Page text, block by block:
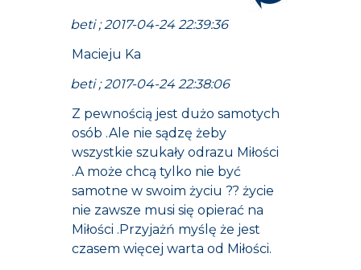
beti ; 2017-04-24 22:39:36
Macieju Ka
beti ; 2017-04-24 22:38:06
Z pewnością jest dużo samotych
osób .Ale nie sądzę żeby
wszystkie szukały odrazu Miłości
.A może chcą tylko nie być
samotne w swoim życiu ?? życie
nie zawsze musi się opierać na
Miłości .Przyjażń myślę że jest
czasem więcej warta od Miłości.